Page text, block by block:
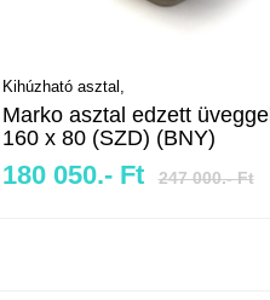
Kihúzható asztal,
Marko asztal edzett üveggel
160 x 80 (SZD) (BNY)
180 050.- Ft 247 000.- Ft